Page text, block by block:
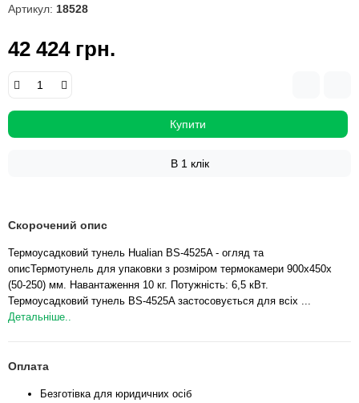
Артикул: 18528
42 424 грн.
Купити
В 1 клік
Скорочений опис
Термоусадковий тунель Hualian BS-4525A - огляд та
описТермотунель для упаковки з розміром термокамери 900х450х
(50-250) мм. Навантаження 10 кг. Потужність: 6,5 кВт.
Термоусадковий тунель BS-4525A застосовується для всіх ...
Детальніше..
Оплата
Безготівка для юридичних осіб